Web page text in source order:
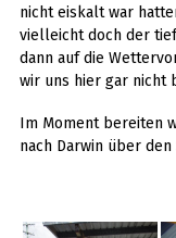
nicht eiskalt war
vielleicht doch der
dann auf die
wir uns hier gar nicht
Im Moment bereiten
nach Darwin über den